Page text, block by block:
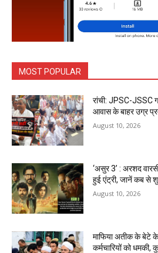
MOST POPULAR
रांची: JPSC-JSSC
आवास के बाहर उग्र
August 10, 2026
‘असुर 3’ : अरशद
हुई एंट्री, जानें कब से
August 10, 2026
माफिया अतीक के बेटे
कर्मचारियों को